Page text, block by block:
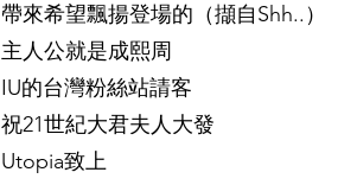
帶來希望飄揚登場的（擷自Shh..）
主人公就是成熙周
IU的台灣粉絲站請客
祝21世紀大君夫人大發
Utopia致上